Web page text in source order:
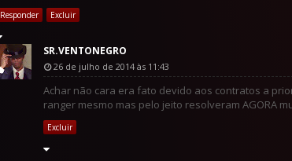
Responder Excluir
SR.VENTONEGRO
26 de julho de 2014 às 11:43
Achar não cara era fato devido aos contratos a
ranger mesmo mas pelo jeito resolveram AGORA
Excluir